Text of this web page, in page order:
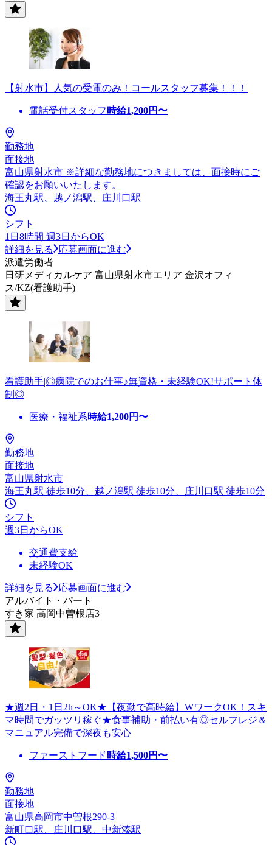
【射水市】人気の受電のみ！コールスタッフ募集！！！
電話受付スタッフ 時給1,200円〜
勤務地
面接地
富山県射水市 ※詳細な勤務地につきましては、面接時にご
確認をお願いいたします。
海王丸駅、越ノ潟駅、庄川口駅
シフト
1日8時間 週3日からOK
詳細を見る
応募画面に進む
派遣労働者
日研メディカルケア 富山県射水市エリア 金沢オフィ
ス/KZ(看護助手)
看護助手|◎病院でのお仕事♪無資格・未経験OK!サポート体
制◎
医療・福祉系時給1,200円〜
勤務地
面接地
富山県射水市
海王丸駅 徒歩10分、越ノ潟駅 徒歩10分、庄川口駅 徒歩10分
シフト
週3日からOK
交通費支給
未経験OK
詳細を見る
応募画面に進む
アルバイト・パート
すき家 高岡中曽根店3
★週2日・1日2h～OK★【夜勤で高時給】WワークOK！スキ
マ時間でガッツリ稼ぐ★食事補助・前払い有◎セルフレジ＆
マニュアル完備で深夜も安心
ファーストフード 時給1,500円〜
勤務地
面接地
富山県高岡市中曽根290-3
新町口駅、庄川口駅、中新湊駅